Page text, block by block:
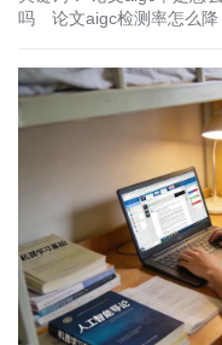
吗
论文aigc检测率怎么降